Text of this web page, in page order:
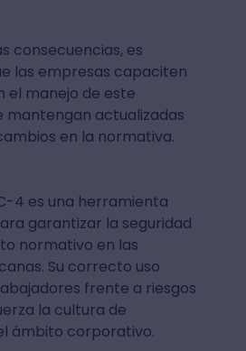
consecuencias, es
las empresas capaciten
el manejo de este
mantengan actualizadas
en la normativa.
4 es una herramienta
garantizar la seguridad
normativo en las
Su correcto uso
frente a riesgos
la cultura de
ámbito corporativo.